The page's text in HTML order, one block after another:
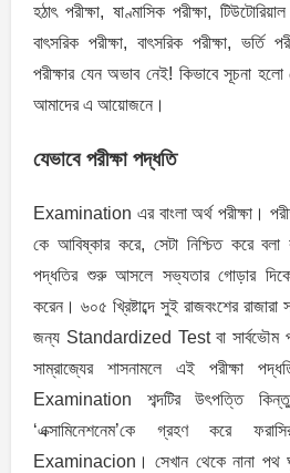
হঠাৎ পরীক্ষা, ষাণ্মাসিক পরীক্ষা,
বাৎসরিক পরীক্ষা, বাৎসরিক পরীক্ষা, ভর্তি
পরীক্ষার যেন অভাব নেই! কিভাবে সূচনা
আমাদের এ আয়োজনে।
যেভাবে পরীক্ষা পদ্ধতি
Examination এর বাংলা অর্থ পরীক্ষা।
কে আবিষ্কার করে, সেটা নিশ্চিত করে বলা
পদ্ধতির শুরু আসলে সভ্যতার গোড়ার
করেন। ৬০৫ খ্রিষ্টাব্দে সুই রাজবংশের রাজারা
জন্য Standardized Test বা সার্বভৌম
সাম্রাজ্যের শাসনামলে এই পরীক্ষা
Examination শব্দটির উৎপত্তি
‘এক্সামিনেশনেম’কে গ্রহণ করে
Examinacion। সেখান থেকে নানা পথ